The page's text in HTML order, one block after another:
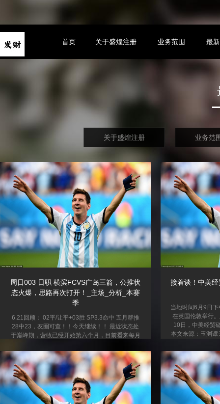
首页 关于盛煌注册 业务范围 最
关于盛煌注册 业务范
周日003 日职 横滨FCVS广岛三箭，公推状
态火爆，思路再次打开！_主场_分析_本赛
季
6.21回顾： 02平/让平+03胜 SP3.3命中 五月群推
28中23，友圈可查！！今天继续！！ 最近状态处
于巅峰期，营收已经开始第六个月，目前看来每月
将数据免费提供出来供大家参考！关注薇信公众号
【桂冠推单】添加我，本人团队每天专心研究分
析，具有非常高的可信度。感谢大家关注与支持！
横滨 FC 队情分析 横滨 FC 本赛季在日职联表现不
佳，联赛 20 轮过后，5 胜 4 平 11 负积 19 分名第
19 位，仅比安全区球队多 1 分，保级压力巨大...
接着谈！中美
当地时间6月9日
在英国伦敦举行
10日，中美经贸
本文来源：玉渊
免责条款 市场有
人投资建议，也
标、财务状况或
见、观点或结论